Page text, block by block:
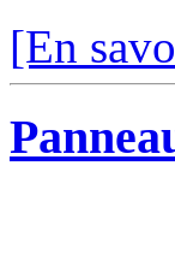
[En